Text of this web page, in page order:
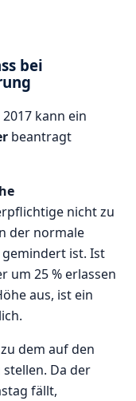
bei
kann ein
beantragt
nicht zu
der normale
ist. Ist
um 25 % erlassen
aus, ist ein
dem auf den
Da der
fällt,